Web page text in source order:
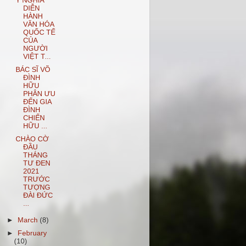
DIỄN
HÀNH
VĂN HÓA
QUỐC TẾ
CỦA
NGƯỜI
VIỆT T...
BÁC SĨ VÕ
ĐÌNH
HỮU
PHÂN ƯU
ĐẾN GIA
ĐÌNH
CHIẾN
HỮU ...
CHÀO CỜ
ĐẦU
THÁNG
TƯ ĐEN
2021
TRƯỚC
TƯỢNG
ĐÀI ĐỨC
...
► March (8)
►
February
(10)